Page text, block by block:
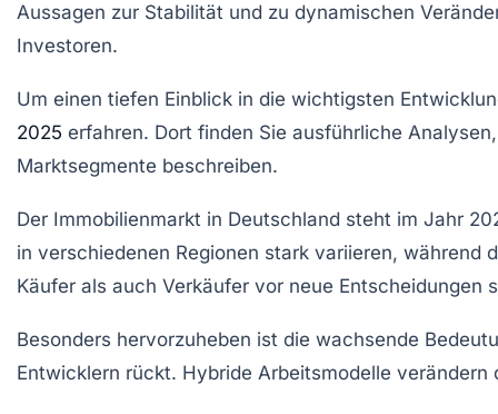
Aussagen zur Stabilität und zu dynamischen
Investoren.
Um einen tiefen Einblick in die wichtigsten
2025 erfahren. Dort finden Sie ausführliche
Marktsegmente beschreiben.
Der Immobilienmarkt in Deutschland steht im Jahr
in verschiedenen Regionen stark variieren,
Käufer als auch Verkäufer vor neue Entscheidungen
Besonders hervorzuheben ist die wachsende
Entwicklern rückt. Hybride Arbeitsmodelle